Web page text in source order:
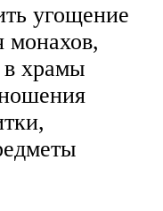
угощение
монахов,
в храмы